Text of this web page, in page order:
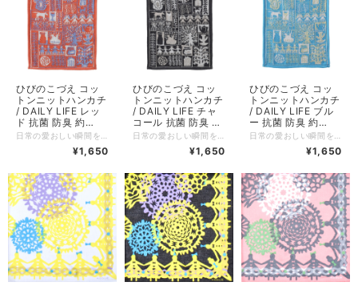
ひびのこづえ コッ
トンニットハンカチ
/ DAILY LIFE レッ
ド 抗菌 防臭 約
17x24cm 綿100%
¥1,650
ひびのこづえ コッ
トンニットハンカチ
/ DAILY LIFE チャ
コール 抗菌 防臭 約
17x24cm 綿100%
¥1,650
ひびのこづえ コッ
トンニットハンカチ
/ DAILY LIFE ブル
ー 抗菌 防臭 約
17x24cm 綿100%
¥1,650